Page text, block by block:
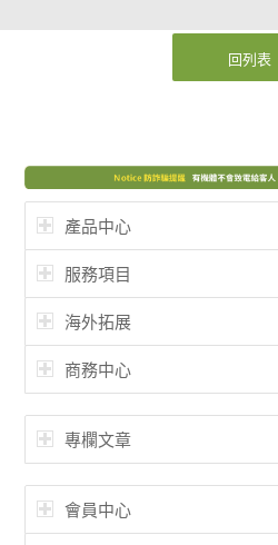
回列表
產品中心
服務項目
海外拓展
商務中心
專欄文章
會員中心